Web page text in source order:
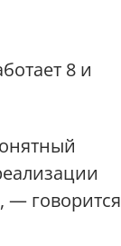
8 и
— говорится